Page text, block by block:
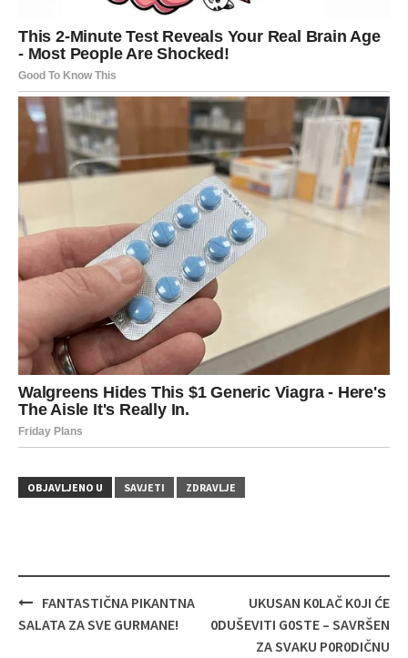
OBJAVLJENO U SAVJETI ZDRAVLJE
Navigacija
objava
FANTASTIČNA PIKANTNA
SALATA ZA SVE GURMANE!
UKUSAN K0LAČ K0JI ĆE
0DUŠEVITI G0STE – SAVRŠEN
ZA SVAKU P0R0DIČNU